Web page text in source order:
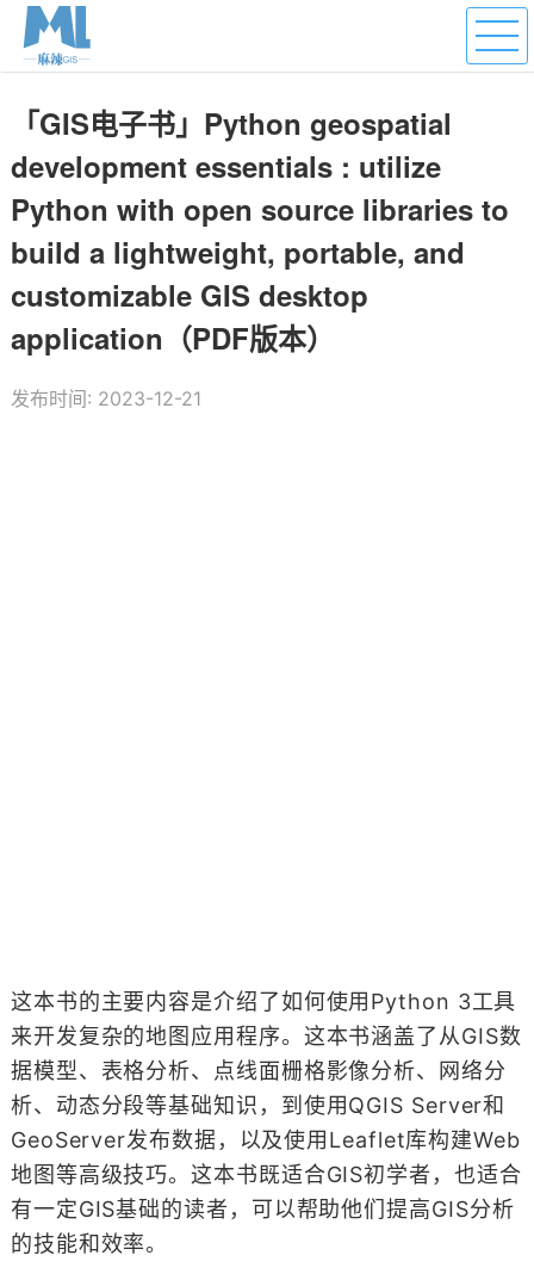
「GIS电子书」Python geospatial
development essentials : utilize
Python with open source libraries to
build a lightweight, portable, and
customizable GIS desktop
application（PDF版本）
发布时间: 2023-12-21
这本书的主要内容是介绍了如何使用Python 3工具
来开发复杂的地图应用程序。这本书涵盖了从GIS数
据模型、表格分析、点线面栅格影像分析、网络分
析、动态分段等基础知识，到使用QGIS Server和
GeoServer发布数据，以及使用Leaflet库构建Web
地图等高级技巧。这本书既适合GIS初学者，也适合
有一定GIS基础的读者，可以帮助他们提高GIS分析
的技能和效率。